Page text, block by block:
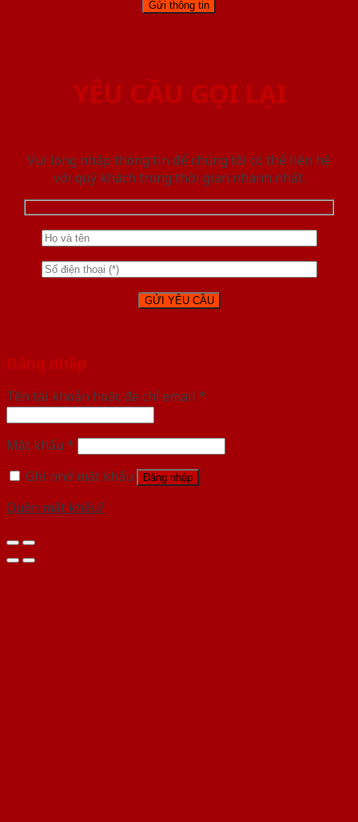
YÊU CẦU GỌI LẠI
Vui lòng nhập thông tin để chúng tôi có thể liên hệ
với quý khách trong thời gian nhanh nhất.
Đăng nhập
Tên tài khoản hoặc địa chỉ email *
Mật khẩu *
Ghi nhớ mật khẩu
Đăng nhập
Quên mật khẩu?